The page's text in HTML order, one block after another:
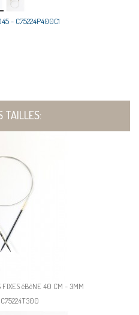
- C75224P400C1
TAILLES:
FIXES éBèNE 40 CM - 3MM